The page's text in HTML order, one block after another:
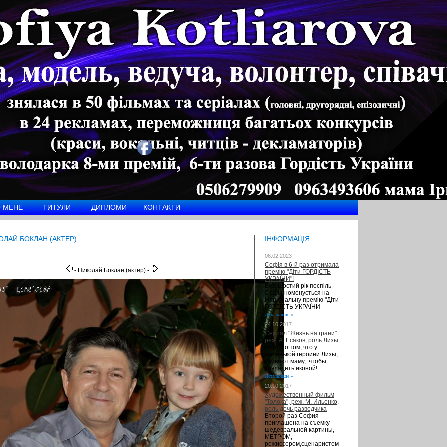
МЕНЕ ТИТУЛИ ДИПЛОМИ КОНТАКТИ
БОКЛАН (АКТЕР)
- Николай Боклан (актер) -
ІНФОРМАЦІЯ
06.02.2023
Софія в 6-й раз отримала
премію "Діти ГОРДІСТЬ
УКРАЇНИ"!
Вже шостий рік поспіль
Софія номенується на
Національну премію "Діти
ГОРДІСТЬ УКРАЇНИ
Детальніше »
24.10.2017
Сериал "Жизнь на грани"
реж. А. Есаков, роль Лизы
Серия о том, что у
маленькой героини Лизы,
убивают маму, чтобы
завладеть иконой!
Детальніше »
20.10.2017
Художественный фильм
"Толока", реж. М. Ильенко,
роль дочь разведчика
Второй раз София
приглашена на съемку
шедевральной картины,
МЕТРОМ,
режиссером,сценаристом